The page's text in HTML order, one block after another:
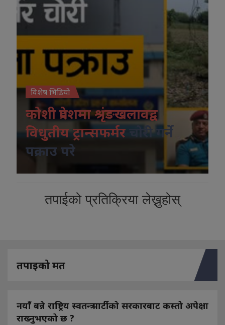
विशेष भिडियो
कोशी प्रदेशमा श्रृंङखलावद्व
विधुतीय ट्रान्सफर्मर
चोरी गर्ने
पक्राउ परे
तपाईको प्रतिक्रिया लेख्नुहोस्
तपाइको मत
नयाँ बन्ने राष्ट्रिय स्वतन्त्र पार्टीको सरकारबाट कस्तो अपेक्षा
राख्नुभएको छ ?